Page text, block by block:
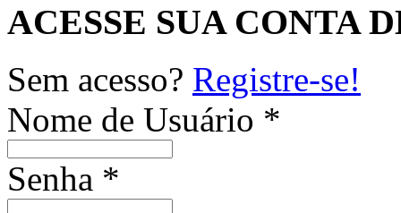
ACESSE SUA CONTA
Sem acesso? Registre-se!
Nome de Usuário *
Senha *